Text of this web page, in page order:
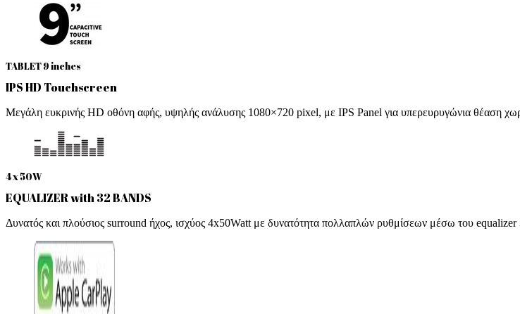
TABLET 9 inches
IPS HD Touchscreen
Μεγάλη ευκρινής HD οθόνη αφής, υψηλής ανάλυσης 1080×720 pixel, με IPS Panel για υπερευρυγώνια θέαση
4 x 50W
EQUALIZER with 32 BANDS
Δυνατός και πλούσιος surround ήχος, ισχύος 4x50Watt με δυνατότητα πολλαπλών ρυθμίσεων μέσω του equalizer